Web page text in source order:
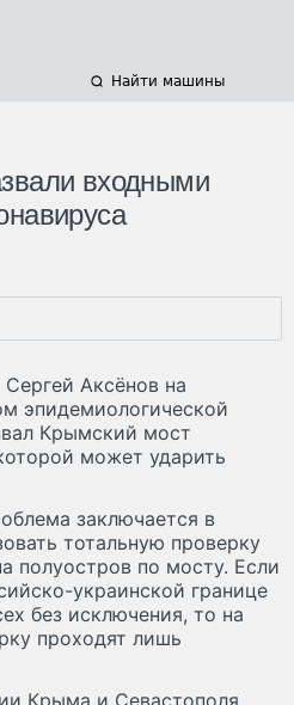
Найти машины
входными
Аксёнов на
эпидемиологической
Крымский мост
может ударить
заключается в
тотальную проверку
полуостров по мосту. Если
украинской границе
без исключения, то на
проходят лишь